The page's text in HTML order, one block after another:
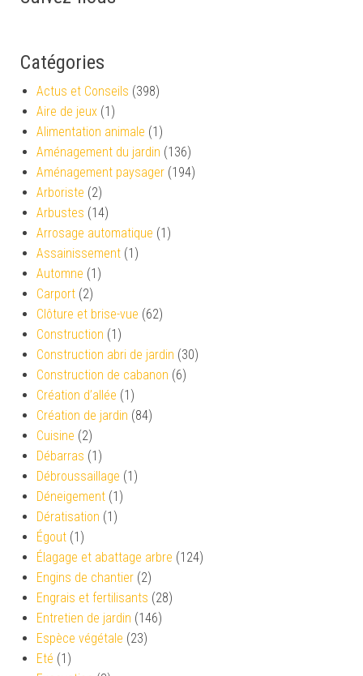
Catégories
Actus et Conseils (398)
Aire de jeux (1)
Alimentation animale (1)
Aménagement du jardin (136)
Aménagement paysager (194)
Arboriste (2)
Arbustes (14)
Arrosage automatique (1)
Assainissement (1)
Automne (1)
Carport (2)
Clôture et brise-vue (62)
Construction (1)
Construction abri de jardin (30)
Construction de cabanon (6)
Création d’allée (1)
Création de jardin (84)
Cuisine (2)
Débarras (1)
Débroussaillage (1)
Déneigement (1)
Dératisation (1)
Égout (1)
Élagage et abattage arbre (124)
Engins de chantier (2)
Engrais et fertilisants (28)
Entretien de jardin (146)
Espèce végétale (23)
Eté (1)